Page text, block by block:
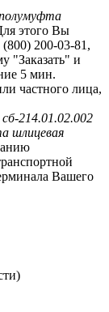
этого Вы
(800) 200-03-81 ,
"Заказать" и
5 мин.
частного лица,
214.01.02.002
шлицевая
Вашего